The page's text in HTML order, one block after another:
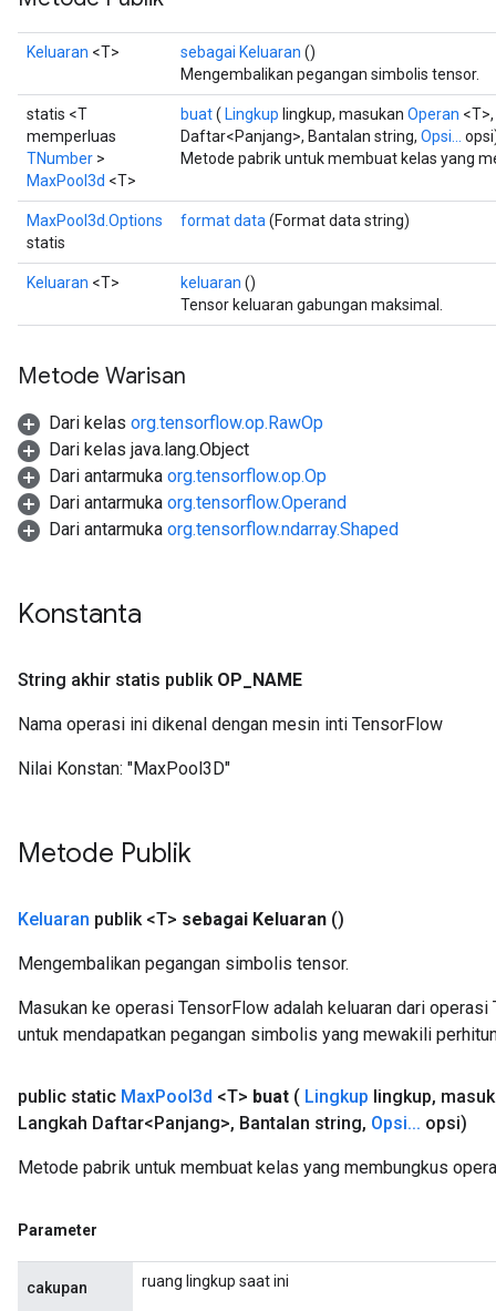
Keluaran <T> sebagai Keluaran ()
Mengembalikan pegangan simbolis tensor.
statis <T
memperluas
TNumber >
MaxPool3d <T>
buat( Lingkup lingkup, masukan Operan
Daftar<Panjang>, Bantalan string, Opsi...
Metode pabrik untuk membuat kelas yang
MaxPool3d.Options
statis
format data (Format data string)
Keluaran <T> keluaran ()
Tensor keluaran gabungan maksimal.
Metode Warisan
Dari kelas org.tensorflow.op.RawOp
Dari kelas java.lang.Object
Dari antarmuka org.tensorflow.op.Op
Dari antarmuka org.tensorflow.Operand
Dari antarmuka org.tensorflow.ndarray.Shaped
Konstanta
String akhir statis publik OP NAME
Nama operasi ini dikenal dengan mesin inti TensorFlow
Nilai Konstan: "MaxPool3D"
Metode Publik
Keluaran publik <T> sebagai Keluaran ()
Mengembalikan pegangan simbolis tensor.
Masukan ke operasi TensorFlow adalah keluaran dari
untuk mendapatkan pegangan simbolis yang mewakili
public static MaxPool3d <T> buat ( Lingkup lingkup,
Langkah Daftar<Panjang>, Bantalan string, Opsi... opsi)
Metode pabrik untuk membuat kelas yang membungkus
Parameter
cakupan ruang lingkup saat ini